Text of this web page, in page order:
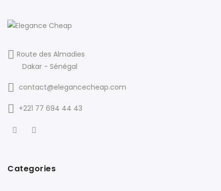
Route des Almadies
Dakar - Sénégal
contact@elegancecheap.com
+221 77 694 44 43
Categories